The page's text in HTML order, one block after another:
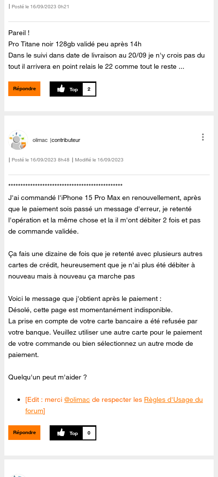
Posté le ‎16/09/2023 0h21
Pareil !
Pro Titane noir 128gb validé peu après 14h
Dans le suivi dans date de livraison au 20/09 je n'y crois pas du
tout il arrivera en point relais le 22 comme tout le reste ...
Répondre 2
olimac contributeur
Posté le ‎16/09/2023 8h48 Modifié le 16/09/2023
***********************************************
J'ai commandé l'iPhone 15 Pro Max en renouvellement, après
que le paiement sois passé un message d'erreur, je retenté
l'opération et la même chose et la il m'ont débiter 2 fois et pas
de commande validée.
Ça fais une dizaine de fois que je retenté avec plusieurs autres
cartes de crédit, heureusement que je n'ai plus été débiter à
nouveau mais à nouveau ça marche pas
Voici le message que j'obtient après le paiement :
Désolé, cette page est momentanément indisponible.
La prise en compte de votre carte bancaire a été refusée par
votre banque. Veuillez utiliser une autre carte pour le paiement
de votre commande ou bien sélectionnez un autre mode de
paiement.
Quelqu'un peut m'aider ?
[Edit : merci@olimac de respecter les Règles d'Usage du
forum]
Répondre 0